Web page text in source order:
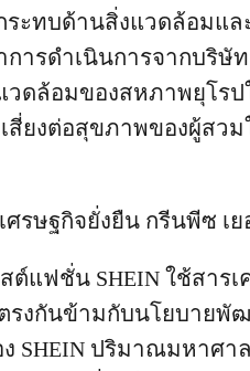
ระทบด้านสิ่งแวดล้อมแ
ารดำเนินการจากบริษั
วดล้อมของสหภาพยุโรป
ยงต่อสุขภาพของผู้สวม
รษฐกิจยั่งยืน กรีนพีซ เ
แฟชั่น SHEIN ใช้สาร
รงกันข้ามกับนโยบายพั
SHEIN ปริมาณมหาศา